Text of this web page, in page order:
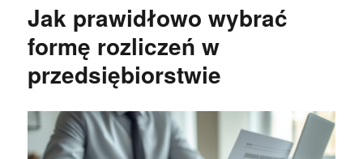
Jak prawidłowo wybrać
formę rozliczeń w
przedsiębiorstwie